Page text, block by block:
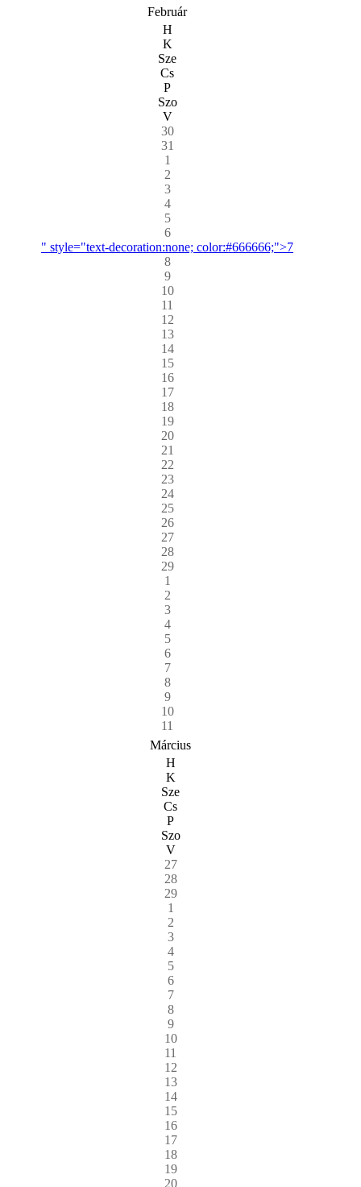
Február
H
K
Sze
Cs
P
Szo
V
30
31
1
2
3
4
5
6
" style="text-decoration:none; color:#666666;">7
8
9
10
11
12
13
14
15
16
17
18
19
20
21
22
23
24
25
26
27
28
29
1
2
3
4
5
6
7
8
9
10
11
Március
H
K
Sze
Cs
P
Szo
V
27
28
29
1
2
3
4
5
6
7
8
9
10
11
12
13
14
15
16
17
18
19
20